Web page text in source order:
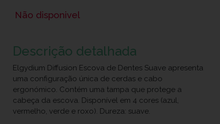
Não disponivel
Descrição detalhada
Elgydium Diffusion Escova de Dentes Suave apresenta
uma configuração única de cerdas e cabo
ergonómico. Contém uma tampa que protege a
cabeça da escova. Disponível em 4 cores (azul,
vermelho, verde e roxo). Dureza: suave.